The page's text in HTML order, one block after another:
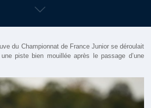
du Championnat de France Junior se déroulait
piste bien mouillée après le passage d’une